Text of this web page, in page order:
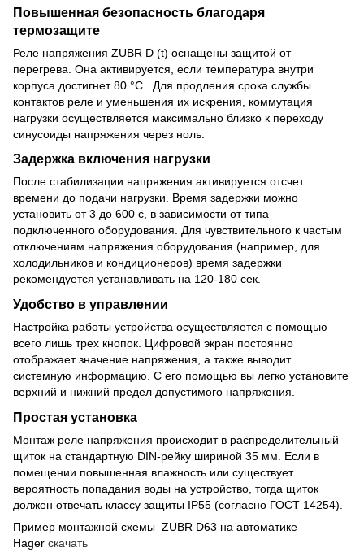
Повышенная безопасность благодаря
термозащите
Реле напряжения ZUBR D (t) оснащены защитой от
перегрева. Она активируется, если температура внутри
корпуса достигнет 80 °С. Для продления срока службы
контактов реле и уменьшения их искрения, коммутация
нагрузки осуществляется максимально близко к переходу
синусоиды напряжения через ноль.
Задержка включения нагрузки
После стабилизации напряжения активируется отсчет
времени до подачи нагрузки. Время задержки можно
установить от 3 до 600 с, в зависимости от типа
подключенного оборудования. Для чувствительного к частым
отключениям напряжения оборудования (например, для
холодильников и кондиционеров) время задержки
рекомендуется устанавливать на 120-180 сек.
Удобство в управлении
Настройка работы устройства осуществляется с помощью
всего лишь трех кнопок. Цифровой экран постоянно
отображает значение напряжения, а также выводит
системную информацию. С его помощью вы легко установите
верхний и нижний предел допустимого напряжения.
Простая установка
Монтаж реле напряжения происходит в распределительный
щиток на стандартную DIN-рейку шириной 35 мм. Если в
помещении повышенная влажность или существует
вероятность попадания воды на устройство, тогда щиток
должен отвечать классу защиты IP55 (согласно ГОСТ 14254).
Пример монтажной схемы ZUBR D63 на автоматике
Hager скачать